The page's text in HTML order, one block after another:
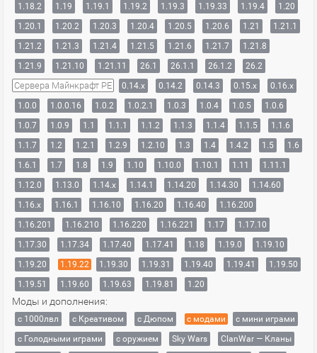
1.18.2
1.19 1.19.1 1.19.2 1.19.3 1.19.33 1.19.4
1.20
1.20.1
1.20.2 1.20.3 1.20.4 1.20.5 1.20.6 1.21
1.21.1
1.21.2
1.21.3 1.21.4 1.21.5 1.21.6 1.21.7
1.21.8
1.21.9
1.21.10 1.21.11 26.1 26.1.1 26.1.2 26.2
Сервера Майнкрафт PE 0.14.x 0.14.2 0.14.3 0.15.x
0.16.x
1.0.0
1.0.0.16 1.0.2 1.0.2.1 1.0.3 1.0.4 1.0.5
1.0.6
1.0.7
1.0.9 1.1 1.1.1 1.1.2 1.1.3 1.1.4 1.1.5
1.1.6
1.1.7
1.2 1.2.1 1.2.9 1.2.10 1.3 1.4 1.4.2 1.5
1.6
1.6.1
1.7 1.8 1.9 1.10 1.10.0 1.10.1 1.11
1.11.1
1.12.0
1.13.0 1.14.x 1.14.1 1.14.20 1.14.30
1.14.60
1.16.x
1.16.1 1.16.10 1.16.20 1.16.40
1.16.200
1.16.201
1.16.210 1.16.220 1.16.221 1.17
1.17.10
1.17.30
1.17.34 1.17.40 1.17.41 1.18 1.19.0
1.19.10
1.19.20
1.19.22 1.19.30 1.19.31 1.19.40 1.19.41
1.19.50
1.19.51
1.19.60 1.19.63 1.19.81 1.20
Моды и дополнения:
с 1000лвл c Креативом с Дюпом с модами
с мини играми
с Голодными играми
с оружием Sky Wars
ClanWar — Кланы